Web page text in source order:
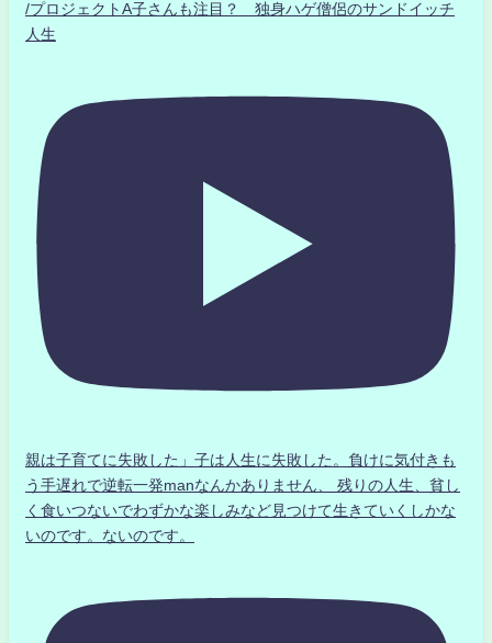
/プロジェクトA子さんも注目？ 独身ハゲ僧侶のサンドイッチ
人生
親は子育てに失敗した」子は人生に失敗した。負けに気付きも
う手遅れで逆転一発manなんかありません、 残りの人生、貧し
く食いつないでわずかな楽しみなど見つけて生きていくしかな
いのです。ないのです。